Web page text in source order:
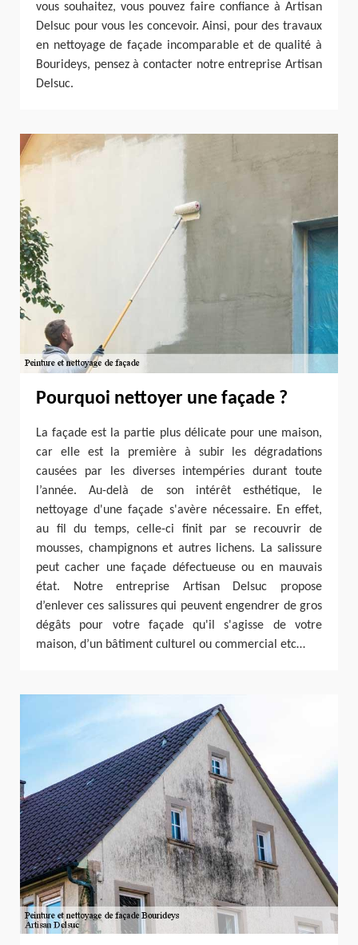
vous souhaitez, vous pouvez faire confiance à Artisan
Delsuc pour vous les concevoir. Ainsi, pour des travaux
en nettoyage de façade incomparable et de qualité à
Bourideys, pensez à contacter notre entreprise Artisan
Delsuc.
Pourquoi nettoyer une façade ?
La façade est la partie plus délicate pour une maison,
car elle est la première à subir les dégradations
causées par les diverses intempéries durant toute
l’année. Au-delà de son intérêt esthétique, le
nettoyage d'une façade s'avère nécessaire. En effet,
au fil du temps, celle-ci finit par se recouvrir de
mousses, champignons et autres lichens. La salissure
peut cacher une façade défectueuse ou en mauvais
état. Notre entreprise Artisan Delsuc propose
d’enlever ces salissures qui peuvent engendrer de gros
dégâts pour votre façade qu'il s'agisse de votre
maison, d’un bâtiment culturel ou commercial etc…